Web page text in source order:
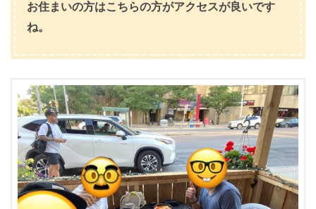
お住まいの方はこちらの方がアクセスが良いです
ね。